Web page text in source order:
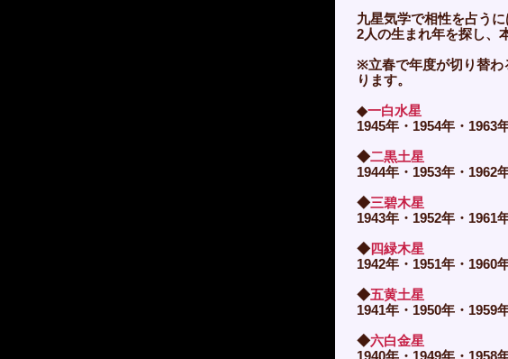
九星気学で相性を占う
2人の生まれ年を探し、
※立春で年度が切り替わ
ります。
◆一白水星
1945年・1954年・1963
◆二黒土星
1944年・1953年・1962
◆三碧木星
1943年・1952年・1961
◆四緑木星
1942年・1951年・1960
◆五黄土星
1941年・1950年・1959
◆六白金星